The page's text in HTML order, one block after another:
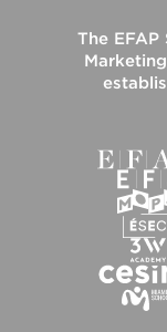
The
Marketing